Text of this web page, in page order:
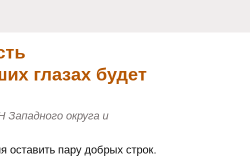
глазах будет
округа и
пару добрых строк.